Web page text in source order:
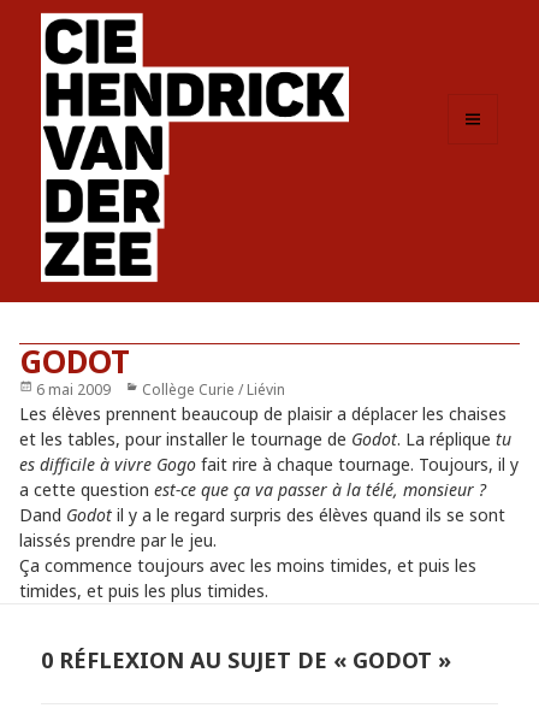
GODOT
Publié
le
6 mai 2009 Catégories
Collège Curie / Liévin
Les élèves prennent beaucoup de plaisir a déplacer les chaises
et les tables, pour installer le tournage de Godot. La réplique tu
es difficile à vivre Gogofait rire à chaque tournage. Toujours, il y
a cette question est-ce que ça va passer à la télé, monsieur ?
Dand Godotil y a le regard surpris des élèves quand ils se sont
laissés prendre par le jeu.
Ça commence toujours avec les moins timides, et puis les
timides, et puis les plus timides.
0 RÉFLEXION AU SUJET DE « GODOT »